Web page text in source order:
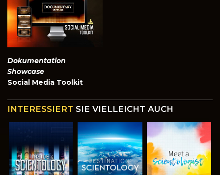
Dokumentation
Showcase
Social Media Toolkit
INTERESSIERT SIE VIELLEICHT AUCH